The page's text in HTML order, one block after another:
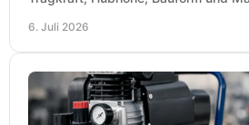
6. Juli 2026